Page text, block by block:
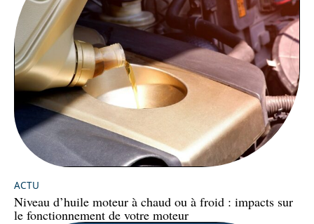
ACTU
Niveau d’huile moteur à chaud ou à froid : impacts sur
le fonctionnement de votre moteur